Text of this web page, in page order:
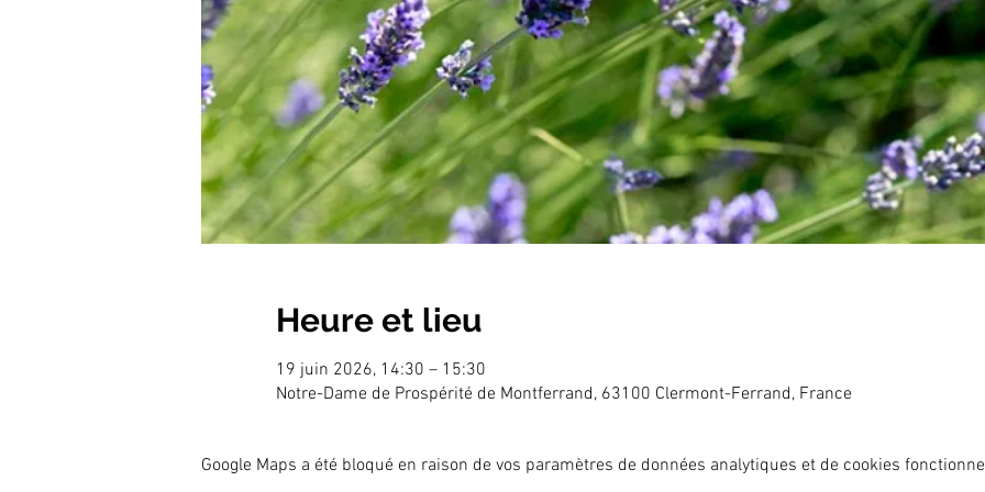
Heure et lieu
19 juin 2026, 14:30 – 15:30
Notre-Dame de Prospérité de Montferrand, 63100 Clermont-Ferrand, France
Google Maps a été bloqué en raison de vos paramètres de données analytiques et de cookies